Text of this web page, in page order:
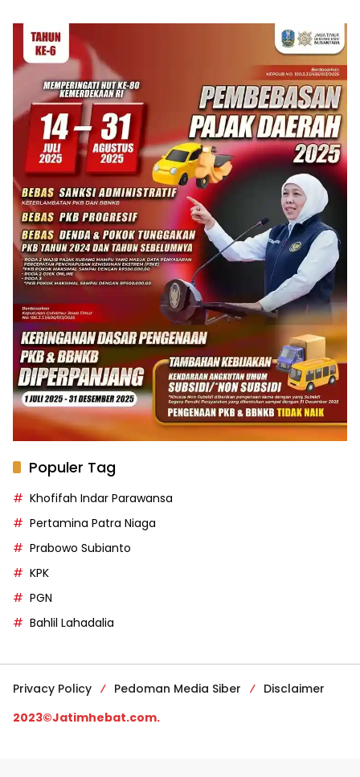
Populer Tag
Khofifah Indar Parawansa
Pertamina Patra Niaga
Prabowo Subianto
KPK
PGN
Bahlil Lahadalia
Privacy Policy Pedoman Media Siber
Disclaimer
2023©Jatimhebat.com.